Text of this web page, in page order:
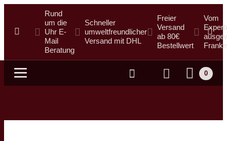
Rund
um die
Uhr E-
Mail
Beratung
Schneller
umweltfreundlicher
Versand mit DHL
Freier
Versand
ab 80€
Bestellwert
Vom
Suche
0